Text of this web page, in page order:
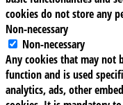
cookies do not store any
Non-necessary
Non-necessary
Any cookies that may not
function and is used
analytics, ads, other